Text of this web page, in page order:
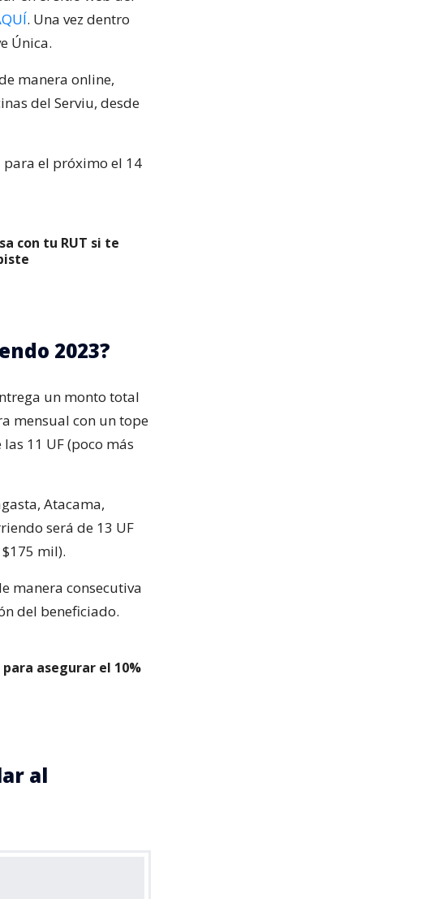
. Una vez dentro
Única.
manera online,
del Serviu, desde
para el próximo el 14
con tu RUT si te
2023?
un monto total
mensual con un tope
11 UF (poco más
Atacama,
será de 13 UF
mil).
manera consecutiva
del beneficiado.
asegurar el 10%
al